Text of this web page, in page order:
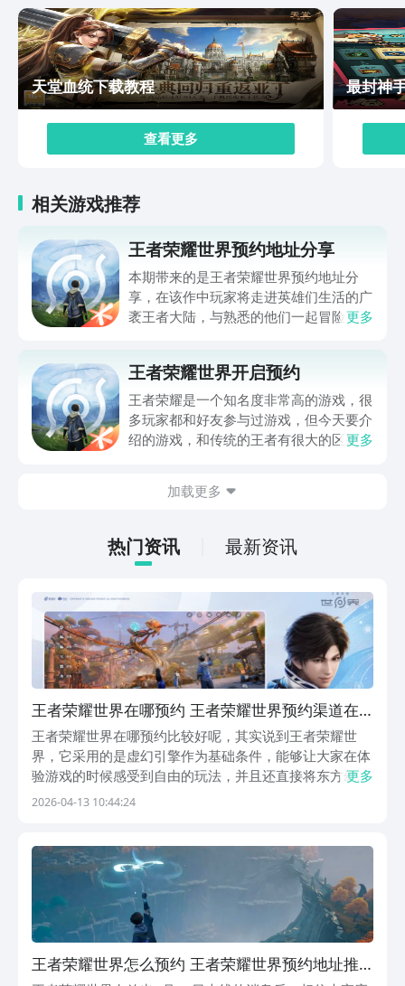
天堂血统下载教程
查看更多
最封神
相关游戏推荐
王者荣耀世界预约地址分享
本期带来的是王者荣耀世界预约地址分
享，在该作中玩家将走进英雄们生活的广
袤王者大陆，与熟悉的他们一起冒险，亲
家对该作一直非常关注，想要一份预约地
址，那么下文就来分享一下预约链接。
更多
王者荣耀世界开启预约
王者荣耀是一个知名度非常高的游戏，很
多玩家都和好友参与过游戏，但今天要介
绍的游戏，和传统的王者有很大的区别，
约了吗，会在下面跟大家分享，如果喜欢
里，再次和角色进行冒险。
更多
加载更多
热门资讯 最新资讯
王者荣耀世界在哪预约 王者荣耀世界预约渠道在
哪里
王者荣耀世界在哪预约比较好呢，其实说到王者荣耀世
界，它采用的是虚幻引擎作为基础条件，能够让大家在体
验游戏的时候感受到自由的玩法，并且还直接将东方幻想
美学有效地结合，所以大家在体验之前就想要了解它的预
耀...
更多
2026-04-13 10:44:24
王者荣耀世界怎么预约 王者荣耀世界预约地址推